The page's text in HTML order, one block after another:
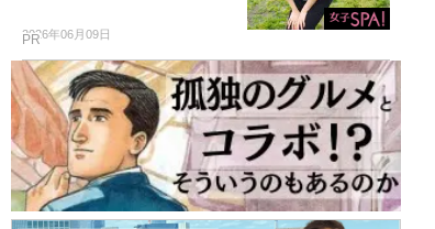
2026年06月09日
PR